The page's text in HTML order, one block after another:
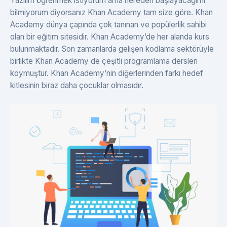
bilmiyorum diyorsanız Khan Academy tam size göre. Khan
Academy dünya çapında çok tanınan ve popülerlik sahibi
olan bir eğitim sitesidir. Khan Academy’de her alanda kurs
bulunmaktadır. Son zamanlarda gelişen kodlama sektörüyle
birlikte Khan Academy de çeşitli programlama dersleri
koymuştur. Khan Academy’nin diğerlerinden farkı hedef
kitlesinin biraz daha çocuklar olmasıdır.